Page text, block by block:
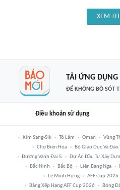
XEM
TẢI ỨNG DỤNG
ĐỂ KHÔNG BỎ SÓT
Điều khoản sử dụng
Kim Sang-Sik Tô Lâm Oman Vùng
Chợ Biên Hòa
Bộ Giáo Dục Và Đào
Đường Vành Đai 5
Dự Án Đầu Tư Xây
Bắc Ninh
Bắc Bộ Liên Bang Nga
Lê Minh Hưng
AFF Cup 2026
Bảng Xếp Hạng AFF Cup 2026
Bóng